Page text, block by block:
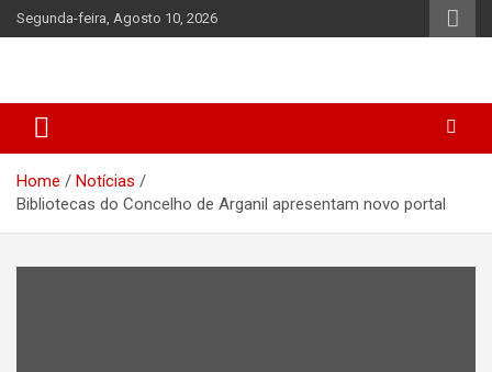
Skip
to
Segunda-feira, Agosto 10, 2026
Home
Notícias
Bibliotecas do Concelho de Arganil apresentam novo portal